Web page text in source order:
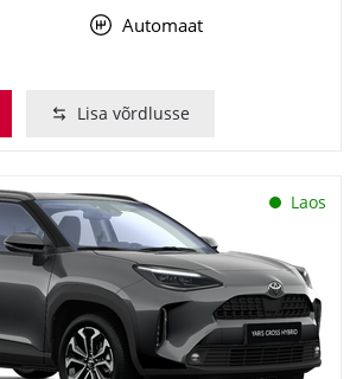
Automaat
Lisa võrdlusse
Laos